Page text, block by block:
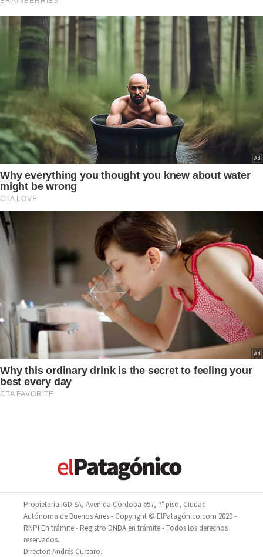
Propietaria IGD SA, Avenida Córdoba 657, 7° piso, Ciudad
Autónoma de Buenos Aires - Copyright © ElPatagónico.com 2020 -
RNPI En trámite - Registro DNDA en trámite - Todos los derechos
reservados.
Director: Andrés Cursaro.